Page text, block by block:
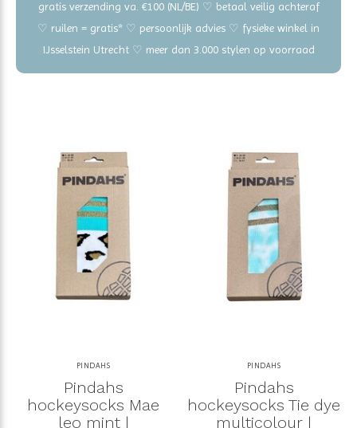
gratis verzending va. €100 (NL/BE) ♡ betaal veilig achteraf
♡ ruilen = gratis* ♡ persoonlijk advies ♡ fysieke winkel in
IJsselstein Utrecht ♡ meer dan 3.000 stylen op voorraad
PINDAHS
Pindahs
hockeysocks Mae
leo mint |
PINDAHS
Pindahs
hockeysocks Tie dye
multicolour |